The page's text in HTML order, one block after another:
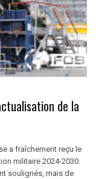
de la
a fraîchement reçu le
militaire 2024-2030.
soulignés, mais de